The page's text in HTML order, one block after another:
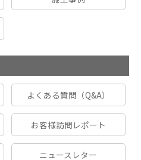
よくある質問（Q&A）
お客様訪問レポート
ニュースレター